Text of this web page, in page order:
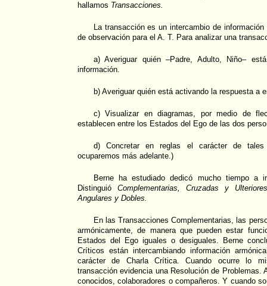
hallamos Transacciones.
La transacción es un intercambio de
de observación para el A. T. Para analizar una
a) Averiguar quién –Padre, Adulto, Niño–
información.
b) Averiguar quién está activando la respuesta a
c) Visualizar en diagramas, por medio de
establecen entre los Estados del Ego de las dos
d) Concretar en reglas el carácter de
ocuparemos más adelante.)
Berne ha estudiado dedicó mucho tiempo a
Distinguió Complementarias, Cruzadas y
Angulares y Dobles.
En las Transacciones Complementarias, las
armónicamente, de manera que pueden estar
Estados del Ego iguales o desiguales. Berne
Críticos están intercambiando información
carácter de Charla Crítica. Cuando ocurre lo
transacción evidencia una Resolución de Problemas.
conocidos, colaboradores o compañeros. Y cuando